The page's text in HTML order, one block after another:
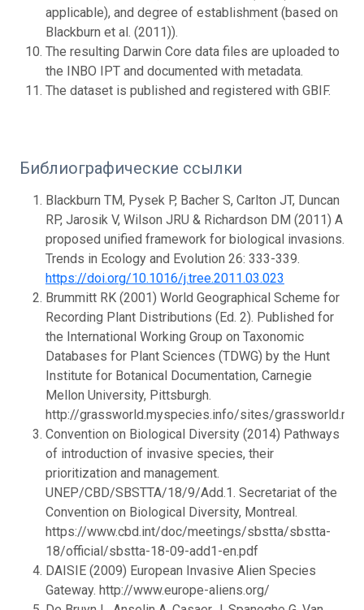
applicable), and degree of establishment (based on
Blackburn et al. (2011)).
The resulting Darwin Core data files are uploaded to
the INBO IPT and documented with metadata.
The dataset is published and registered with GBIF.
Библиографические ссылки
Blackburn TM, Pysek P, Bacher S, Carlton JT, Duncan
RP, Jarosik V, Wilson JRU & Richardson DM (2011) A
proposed unified framework for biological invasions.
Trends in Ecology and Evolution 26: 333-339.
https://doi.org/10.1016/j.tree.2011.03.023
Brummitt RK (2001) World Geographical Scheme for
Recording Plant Distributions (Ed. 2). Published for
the International Working Group on Taxonomic
Databases for Plant Sciences (TDWG) by the Hunt
Institute for Botanical Documentation, Carnegie
Mellon University, Pittsburgh.
http://grassworld.myspecies.info/sites/
Convention on Biological Diversity (2014) Pathways
of introduction of invasive species, their
prioritization and management.
UNEP/CBD/SBSTTA/18/9/Add.1. Secretariat of the
Convention on Biological Diversity, Montreal.
https://www.cbd.int/doc/meetings/sbstta/sbstta-
18/official/sbstta-18-09-add1-en.pdf
DAISIE (2009) European Invasive Alien Species
Gateway. http://www.europe-aliens.org/